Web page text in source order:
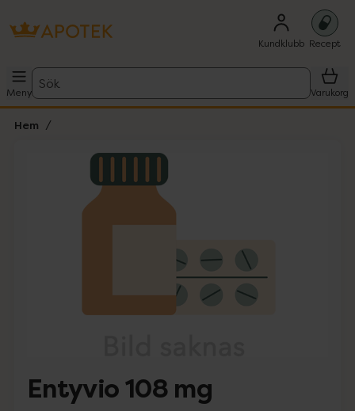
Kundklubb Recept
Meny
Sök
Varukorg
Hem
Lista: . Innehåller 1 objekt.
Entyvio 108 mg